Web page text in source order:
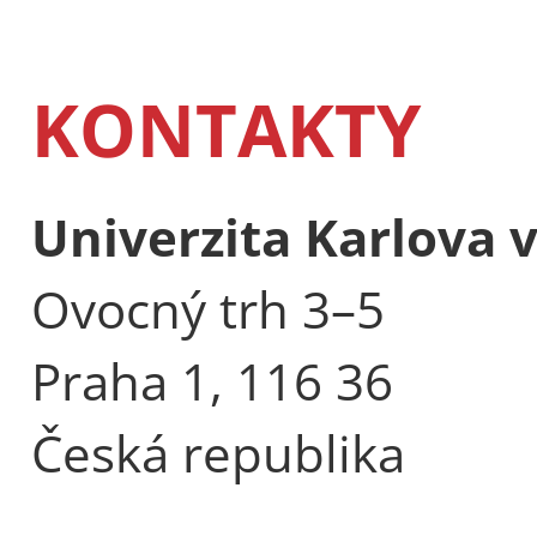
KONTAKTY
Univerzita Karlova
Ovocný trh 3–5
Praha 1, 116 36
Česká republika